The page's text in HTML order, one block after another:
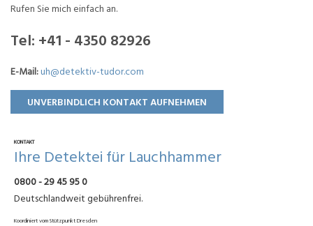
Rufen Sie mich einfach an.
Tel: +41 - 4350 82926
E-Mail:uh@detektiv-tudor.com
UNVERBINDLICH KONTAKT AUFNEHMEN
KONTAKT
Ihre Detektei für Lauchhammer
0800 - 29 45 95 0
Deutschlandweit gebührenfrei.
Koordiniert vom Stützpunkt Dresden